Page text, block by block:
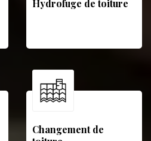
Hydrofuge de toiture
Changement de